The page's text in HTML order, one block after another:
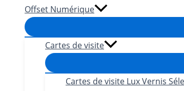
Offset Numérique
Cartes de visite
Cartes de visite Lux Vernis